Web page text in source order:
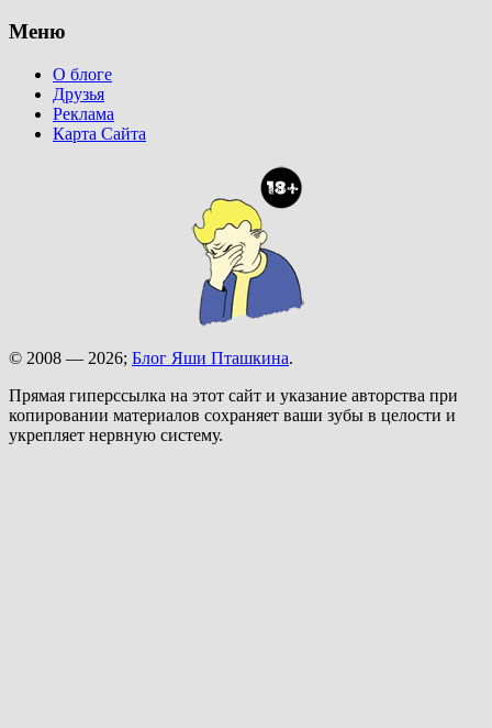
Меню
О блоге
Друзья
Реклама
Карта Сайта
© 2008 — 2026; Блог Яши Пташкина.
Прямая гиперссылка на этот сайт и указание авторства при
копировании материалов сохраняет ваши зубы в целости и
укрепляет нервную систему.